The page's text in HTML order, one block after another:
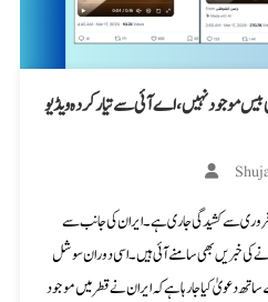
موجود نہیں، اے آئی سے تیار کردہ ویڈیو
اور امریکہ-اسرائیل کے درمیان 28 فروری سے کشیدگی جاری ہے۔ ایران کی جانب سے
کی خبریں بھی سامنے آئی ہیں۔ اسی دوران سوشل
دعویٰ کیا جا رہا ہے کہ ایران نے قطر میں موجود